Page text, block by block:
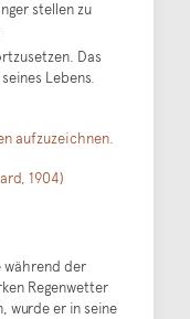
stellen zu
Das
Lebens.
aufzuzeichnen.
1904)
während der
Regenwetter
wurde er in seine